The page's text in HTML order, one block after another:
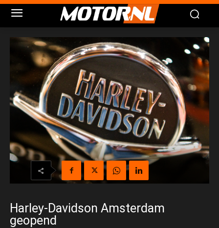
Harley-Davidson Amsterdam
geopend